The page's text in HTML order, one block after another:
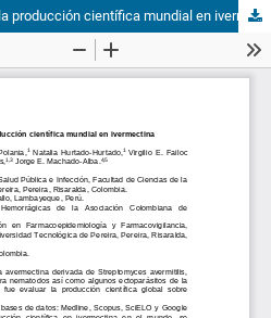
Evaluación bibliométrica de la producción científica mundial en ivermectina